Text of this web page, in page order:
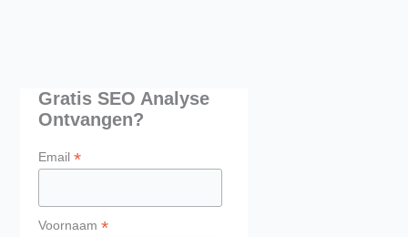
Gratis SEO Analyse
Ontvangen?
Email*
Voornaam*